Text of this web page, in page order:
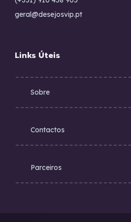
geral@desejosvip.pt
Links Úteis
Sobre
Contactos
Parceiros